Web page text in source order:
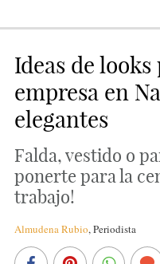
Ideas de
empresa en
elegantes
Falda, vestido o
ponerte para la
trabajo!
Almudena Rubio, Periodista